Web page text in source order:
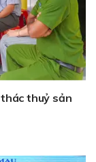
thuỷ sản